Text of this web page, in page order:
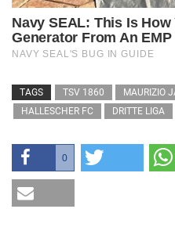
TAGS TSV 1860 MAURIZIO
HALLESCHER FC
DRITTE LIGA
0